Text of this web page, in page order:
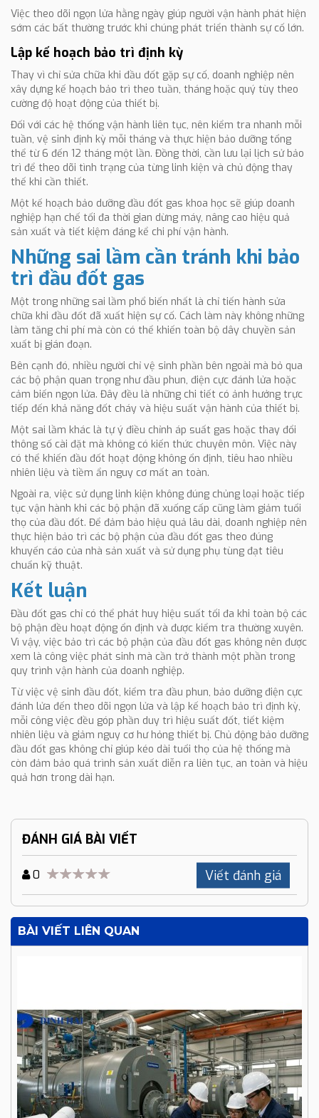
Việc theo dõi ngọn lửa hằng ngày giúp người vận hành phát hiện
sớm các bất thường trước khi chúng phát triển thành sự cố lớn.
Lập kế hoạch bảo trì định kỳ
Thay vì chỉ sửa chữa khi đầu đốt gặp sự cố, doanh nghiệp nên
xây dựng kế hoạch bảo trì theo tuần, tháng hoặc quý tùy theo
cường độ hoạt động của thiết bị.
Đối với các hệ thống vận hành liên tục, nên kiểm tra nhanh mỗi
tuần, vệ sinh định kỳ mỗi tháng và thực hiện bảo dưỡng tổng
thể từ 6 đến 12 tháng một lần. Đồng thời, cần lưu lại lịch sử bảo
trì để theo dõi tình trạng của từng linh kiện và chủ động thay
thế khi cần thiết.
Một kế hoạch bảo dưỡng đầu đốt gas khoa học sẽ giúp doanh
nghiệp hạn chế tối đa thời gian dừng máy, nâng cao hiệu quả
sản xuất và tiết kiệm đáng kể chi phí vận hành.
Những sai lầm cần tránh khi bảo
trì đầu đốt gas
Một trong những sai lầm phổ biến nhất là chỉ tiến hành sửa
chữa khi đầu đốt đã xuất hiện sự cố. Cách làm này không những
làm tăng chi phí mà còn có thể khiến toàn bộ dây chuyền sản
xuất bị gián đoạn.
Bên cạnh đó, nhiều người chỉ vệ sinh phần bên ngoài mà bỏ qua
các bộ phận quan trọng như đầu phun, điện cực đánh lửa hoặc
cảm biến ngọn lửa. Đây đều là những chi tiết có ảnh hưởng trực
tiếp đến khả năng đốt cháy và hiệu suất vận hành của thiết bị.
Một sai lầm khác là tự ý điều chỉnh áp suất gas hoặc thay đổi
thông số cài đặt mà không có kiến thức chuyên môn. Việc này
có thể khiến đầu đốt hoạt động không ổn định, tiêu hao nhiều
nhiên liệu và tiềm ẩn nguy cơ mất an toàn.
Ngoài ra, việc sử dụng linh kiện không đúng chủng loại hoặc tiếp
tục vận hành khi các bộ phận đã xuống cấp cũng làm giảm tuổi
thọ của đầu đốt. Để đảm bảo hiệu quả lâu dài, doanh nghiệp nên
thực hiện bảo trì các bộ phận của đầu đốt gas theo đúng
khuyến cáo của nhà sản xuất và sử dụng phụ tùng đạt tiêu
chuẩn kỹ thuật.
Kết luận
Đầu đốt gas chỉ có thể phát huy hiệu suất tối đa khi toàn bộ các
bộ phận đều hoạt động ổn định và được kiểm tra thường xuyên.
Vì vậy, việc bảo trì các bộ phận của đầu đốt gas không nên được
xem là công việc phát sinh mà cần trở thành một phần trong
quy trình vận hành của doanh nghiệp.
Từ việc vệ sinh đầu đốt, kiểm tra đầu phun, bảo dưỡng điện cực
đánh lửa đến theo dõi ngọn lửa và lập kế hoạch bảo trì định kỳ,
mỗi công việc đều góp phần duy trì hiệu suất đốt, tiết kiệm
nhiên liệu và giảm nguy cơ hư hỏng thiết bị. Chủ động bảo dưỡng
đầu đốt gas không chỉ giúp kéo dài tuổi thọ của hệ thống mà
còn đảm bảo quá trình sản xuất diễn ra liên tục, an toàn và hiệu
quả hơn trong dài hạn.
ĐÁNH GIÁ BÀI VIẾT
0 Viết đánh giá
BÀI VIẾT LIÊN QUAN